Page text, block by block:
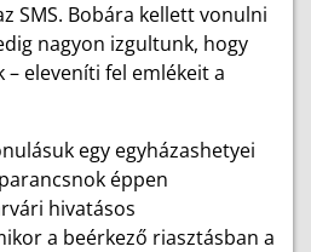
SMS. Bobára kellett vonulni
nagyon izgultunk, hogy
eleveníti fel emlékeit a
egy egyházashetyei
éppen
hivatásos
a beérkező riasztásban a